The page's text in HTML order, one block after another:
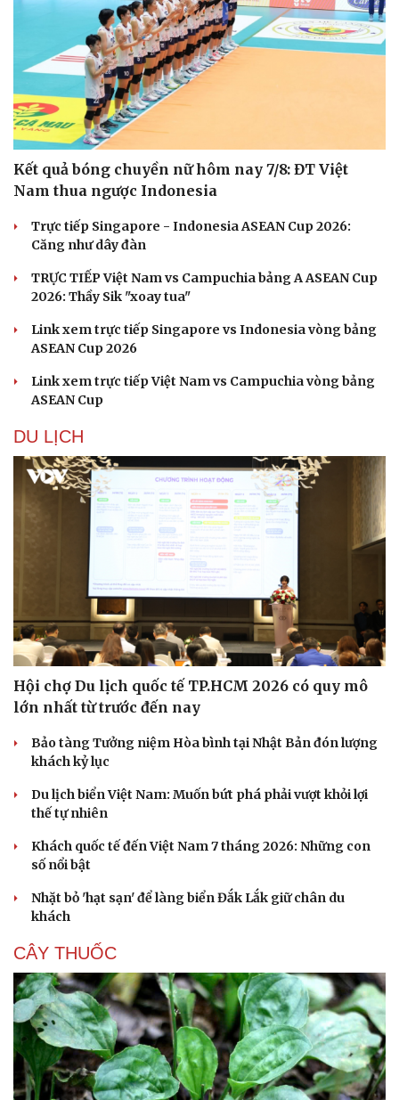
Du lịch
Tư vấn
Săn Tour
Podcast
Câu chuyện thời sự
Kể chuyện cho bé
Kết quả bóng chuyền nữ hôm nay 7/8: ĐT Việt
Nam thua ngược Indonesia
Trực tiếp Singapore - Indonesia ASEAN Cup 2026:
Căng như dây đàn
TRỰC TIẾP Việt Nam vs Campuchia bảng A ASEAN Cup
2026: Thầy Sik "xoay tua"
Link xem trực tiếp Singapore vs Indonesia vòng bảng
ASEAN Cup 2026
Link xem trực tiếp Việt Nam vs Campuchia vòng bảng
ASEAN Cup
DU LỊCH
Hội chợ Du lịch quốc tế TP.HCM 2026 có quy mô
lớn nhất từ trước đến nay
Bảo tàng Tưởng niệm Hòa bình tại Nhật Bản đón lượng
khách kỷ lục
Du lịch biển Việt Nam: Muốn bứt phá phải vượt khỏi lợi
thế tự nhiên
Khách quốc tế đến Việt Nam 7 tháng 2026: Những con
số nổi bật
Nhặt bỏ 'hạt sạn' để làng biển Đắk Lắk giữ chân du
khách
CÂY THUỐC